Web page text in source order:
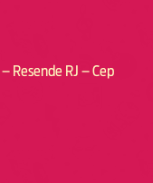
Resende RJ – Cep